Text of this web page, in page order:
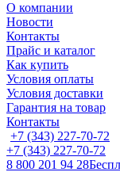
О компании
Новости
Контакты
Прайс и каталог
Как купить
Условия оплаты
Условия доставки
Гарантия на товар
Контакты
+7 (343) 227-70-72
+7 (343) 227-70-72
8 800 201 94 28